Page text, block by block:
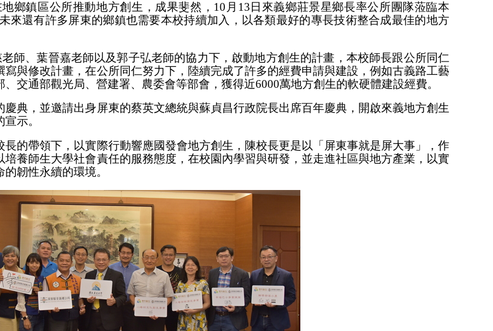
鄉鎮區公所推動地方創生，成果斐然，10月13日來義鄉莊景星鄉長率公所團隊蒞臨本
來還有許多屏東的鄉鎮也需要本校持續加入，以各類最好的專長技術整合成最佳的地方
師、葉晉嘉老師以及郭子弘老師的協力下，啟動地方創生的計畫，本校師長跟公所同仁
與修改計畫，在公所同仁努力下，陸續完成了許多的經費申請與建設，例如古義路工藝
交通部觀光局、營建署、農委會等部會，獲得近6000萬地方創生的軟硬體建設經費。
典，並邀請出身屏東的蔡英文總統與蘇貞昌行政院長出席百年慶典，開啟來義地方創生
示。
的帶領下，以實際行動響應國發會地方創生，陳校長更是以「屏東事就是屏大事」，作
養師生大學社會責任的服務態度，在校園內學習與研發，並走進社區與地方產業，以實
韌性永續的環境。